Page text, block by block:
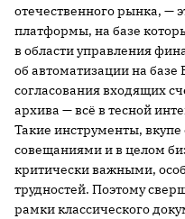
отечественного рынка, —
платформы, на базе
в области управления
об автоматизации на базе
согласования входящих
архива — всё в тесной
Такие инструменты,
совещаниями и в целом
критически важными,
трудностей. Поэтому
рамки классического